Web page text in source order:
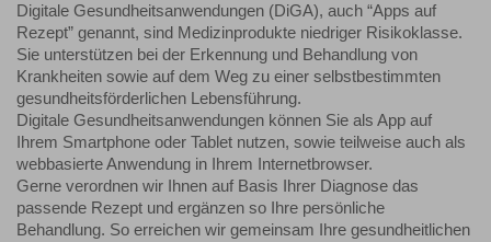
Digitale Gesundheitsanwendungen (DiGA), auch “Apps auf
Rezept” genannt, sind Medizinprodukte niedriger Risikoklasse.
Sie unterstützen bei der Erkennung und Behandlung von
Krankheiten sowie auf dem Weg zu einer selbstbestimmten
gesundheitsförderlichen Lebensführung.
Digitale Gesundheitsanwendungen können Sie als App auf
Ihrem Smartphone oder Tablet nutzen, sowie teilweise auch als
webbasierte Anwendung in Ihrem Internetbrowser.
Gerne verordnen wir Ihnen auf Basis Ihrer Diagnose das
passende Rezept und ergänzen so Ihre persönliche
Behandlung. So erreichen wir gemeinsam Ihre gesundheitlichen